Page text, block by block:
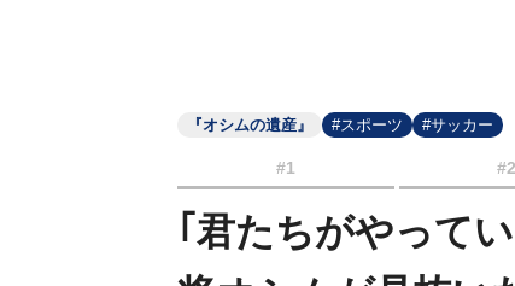
『オシムの遺産』 #スポーツ #サッカー
#1 #2
｢君たちがやって